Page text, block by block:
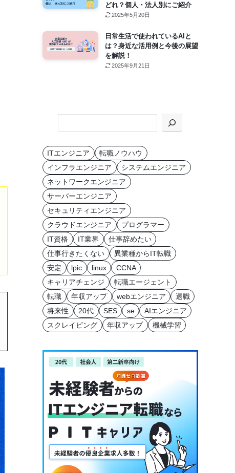
どれ？個人・法人別にご紹介
2025年5月20日
日常生活で使われているAIと
は？身近な活用例と今後の展望
を解説！
2025年9月21日
ら
探
す
ITエンジニア
転職ノウハウ
インフラエンジニア
システムエンジニア
ネットワークエンジニア
サーバーエンジニア
セキュリティエンジニア
クラウドエンジニア
プログラマー
IT資格
IT業界
仕事辞めたい
仕事行きたくない
異業種からIT転職
安定
lpic linux
CCNA
キャリアチェンジ
転職エージェント
転職
年収アップ webエンジニア
退職
将来性
20代 SES se
AIエンジニア
スクレイピング
年収アップ 機械学習